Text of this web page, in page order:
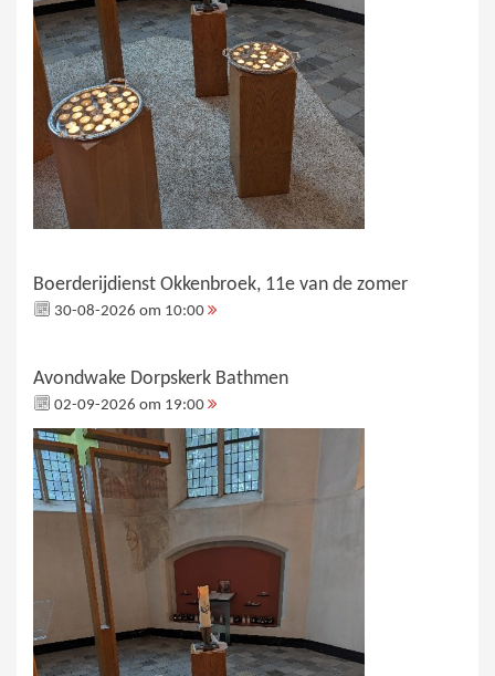
Boerderijdienst Okkenbroek, 11e van de zomer
30-08-2026 om 10:00
Avondwake Dorpskerk Bathmen
02-09-2026 om 19:00